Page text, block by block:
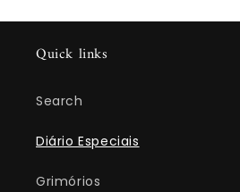
Quick links
Search
Diário Especiais
Grimórios